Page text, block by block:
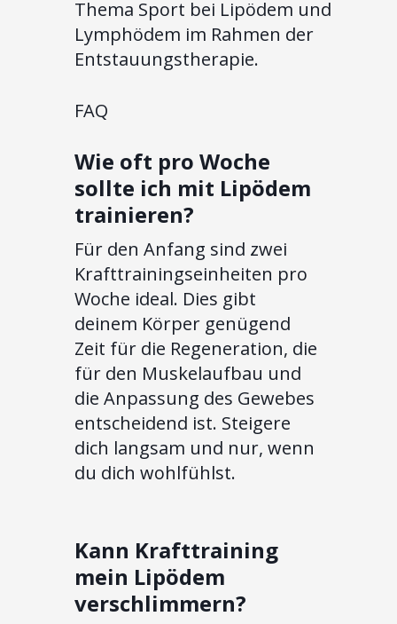
Thema Sport bei Lipödem und
Lymphödem im Rahmen der
Entstauungstherapie.
FAQ
Wie oft pro Woche
sollte ich mit Lipödem
trainieren?
Für den Anfang sind zwei
Krafttrainingseinheiten pro
Woche ideal. Dies gibt
deinem Körper genügend
Zeit für die Regeneration, die
für den Muskelaufbau und
die Anpassung des Gewebes
entscheidend ist. Steigere
dich langsam und nur, wenn
du dich wohlfühlst.
Kann Krafttraining
mein Lipödem
verschlimmern?